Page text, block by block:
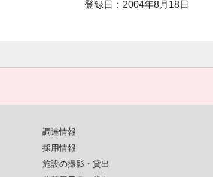
登録日：2004年8月18日
調達情報
採用情報
施設の撮影・貸出